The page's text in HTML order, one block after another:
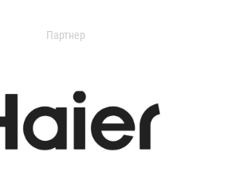
Партнер